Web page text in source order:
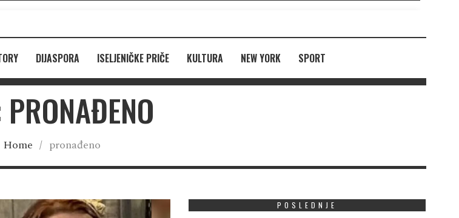
DIJASPORA ISELJENIČKE PRIČE KULTURA NEW YORK SPORT
Home / pronađeno
POSLEDNJE